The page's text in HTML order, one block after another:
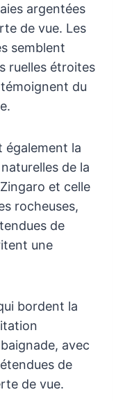
argentées
de vue. Les
semblent
ruelles étroites
du
également la
de la
et celle
rocheuses,
de
une
bordent la
avec
de
de vue.